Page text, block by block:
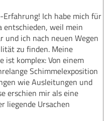
Ich habe mich für
entschieden, weil mein
und ich nach neuen Wegen
zu finden. Meine
ist komplex: Von einem
Schimmelexposition
wie Ausleitungen und
erschien mir als eine
liegende Ursachen